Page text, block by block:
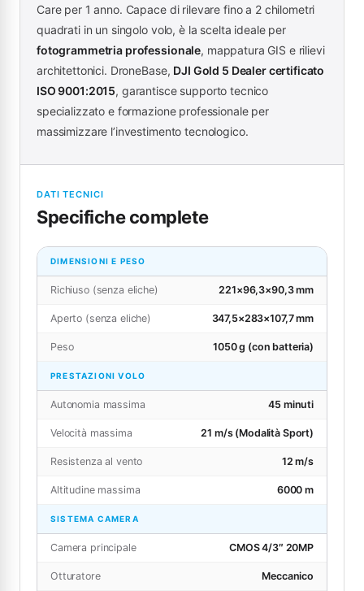
Care per 1 anno. Capace di rilevare fino a 2 chilometri
quadrati in un singolo volo, è la scelta ideale per
fotogrammetria professionale, mappatura GIS e rilievi
architettonici. DroneBase, DJI Gold 5 Dealer certificato
ISO 9001:2015, garantisce supporto tecnico
specializzato e formazione professionale per
massimizzare l’investimento tecnologico.
DATI TECNICI
Specifiche complete
DIMENSIONI E PESO
Richiuso (senza eliche) 221×96,3×90,3 mm
Aperto (senza eliche) 347,5×283×107,7 mm
Peso 1050 g (con batteria)
PRESTAZIONI VOLO
Autonomia massima 45 minuti
Velocità massima 21 m/s (Modalità Sport)
Resistenza al vento 12 m/s
Altitudine massima 6000 m
SISTEMA CAMERA
Camera principale CMOS 4/3″ 20MP
Otturatore Meccanico